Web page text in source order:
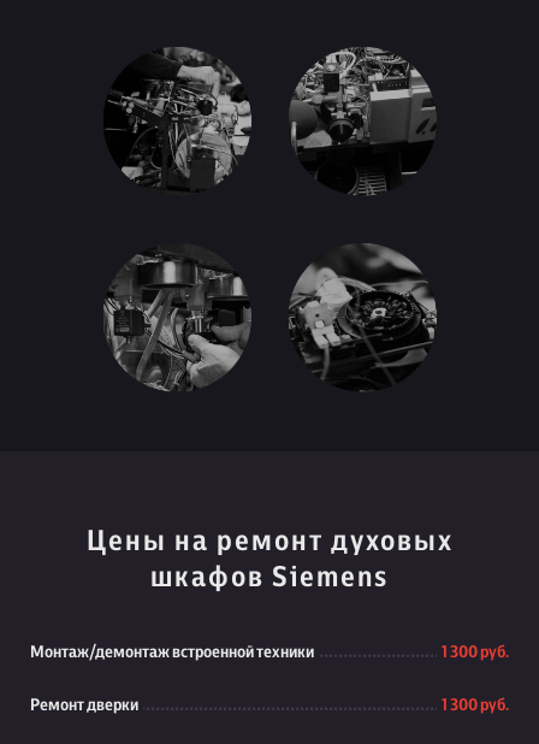
Цены на ремонт духовых
шкафов Siemens
Монтаж/демонтаж встроенной техники 1 300 руб.
Ремонт дверки 1 300 руб.